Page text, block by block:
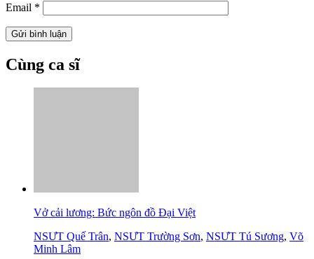
Email *
Cùng ca sĩ
Vở cải lương: Bức ngôn đồ Đại Việt
NSƯT Quế Trân, NSƯT Trường Sơn, NSƯT Tú Sương, Võ
Minh Lâm